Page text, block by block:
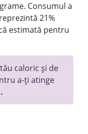
Consumul a
21%
estimată pentru
caloric și de
a-ți atinge